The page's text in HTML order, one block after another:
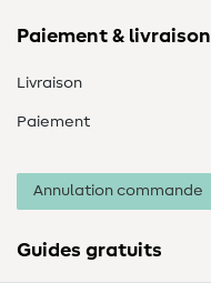
Paiement & livraison
Livraison
Paiement
Annulation commande
Guides gratuits